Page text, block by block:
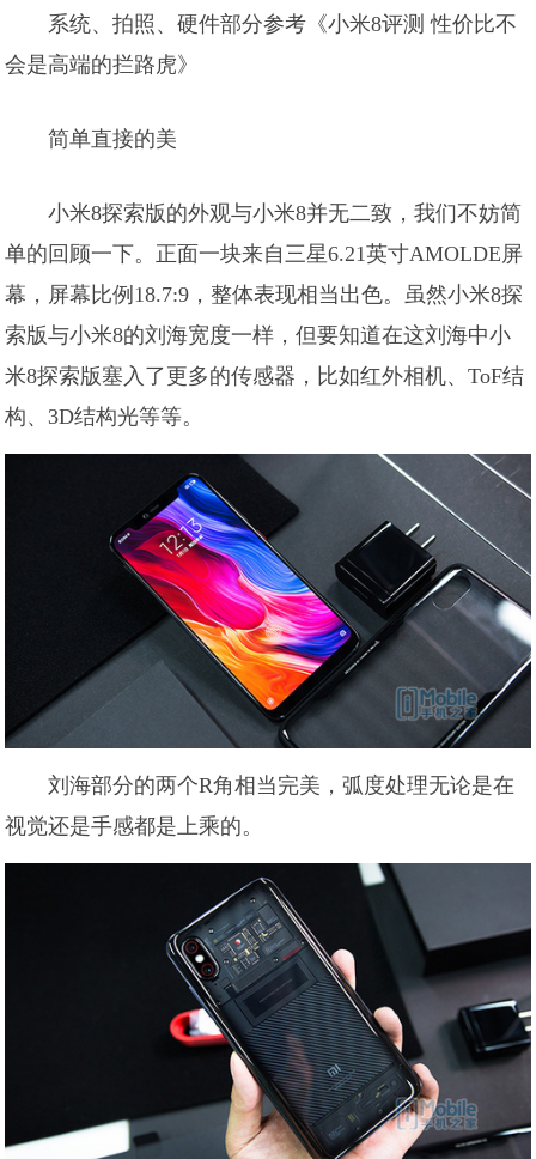
系统、拍照、硬件部分参考《小米8评测 性价比不
会是高端的拦路虎》
简单直接的美
小米8探索版的外观与小米8并无二致，我们不妨简
单的回顾一下。正面一块来自三星6.21英寸AMOLDE屏
幕，屏幕比例18.7:9，整体表现相当出色。虽然小米8探
索版与小米8的刘海宽度一样，但要知道在这刘海中小
米8探索版塞入了更多的传感器，比如红外相机、ToF结
构、3D结构光等等。
刘海部分的两个R角相当完美，弧度处理无论是在
视觉还是手感都是上乘的。